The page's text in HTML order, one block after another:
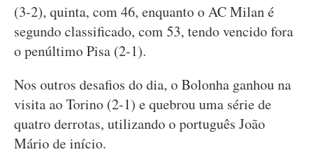
(3-2), quinta, com 46, enquanto o AC Milan é
segundo classificado, com 53, tendo vencido fora
o penúltimo Pisa (2-1).
Nos outros desafios do dia, o Bolonha ganhou na
visita ao Torino (2-1) e quebrou uma série de
quatro derrotas, utilizando o português João
Mário de início.